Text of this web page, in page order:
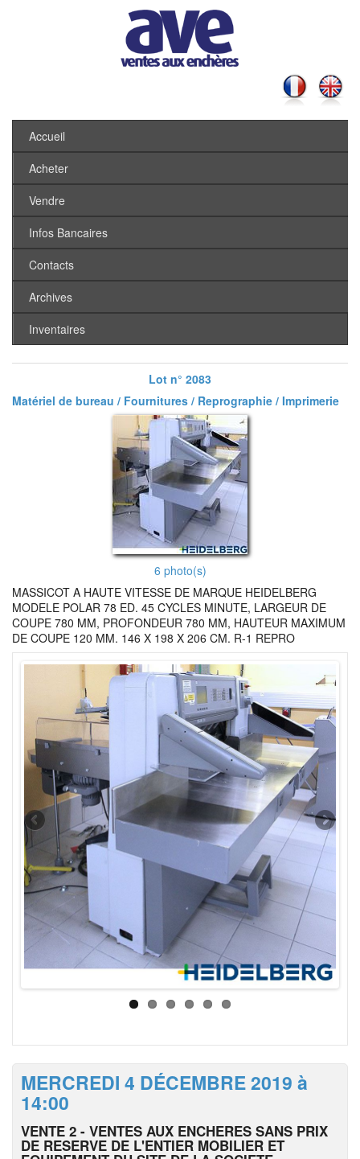
Accueil
Acheter
Vendre
Infos Bancaires
Contacts
Archives
Inventaires
Lot n° 2083
Matériel de bureau / Fournitures / Reprographie / Imprimerie
6 photo(s)
MASSICOT A HAUTE VITESSE DE MARQUE HEIDELBERG
MODELE POLAR 78 ED. 45 CYCLES MINUTE, LARGEUR DE
COUPE 780 MM, PROFONDEUR 780 MM, HAUTEUR MAXIMUM
DE COUPE 120 MM. 146 X 198 X 206 CM. R-1 REPRO
MERCREDI 4 DÉCEMBRE 2019 à
14:00
VENTE 2 - VENTES AUX ENCHERES SANS PRIX
DE RESERVE DE L'ENTIER MOBILIER ET